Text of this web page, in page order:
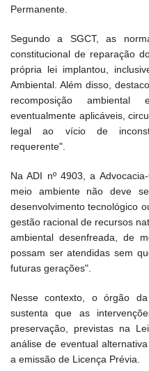
Permanente.
Segundo a SGCT, as
constitucional de reparação
própria lei implantou,
Ambiental. Além disso,
recomposição
eventualmente aplicáveis,
legal ao vício de
requerente".
Na ADI nº 4903, a
meio ambiente não deve
desenvolvimento tecnológico
gestão racional de recursos
ambiental desenfreada, de
possam ser atendidas sem
futuras gerações".
Nesse contexto, o órgão
sustenta que as
preservação, previstas na
análise de eventual
a emissão de Licença Prévia.